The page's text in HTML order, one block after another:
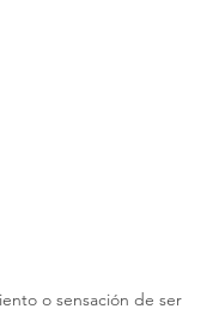
o sensación de ser